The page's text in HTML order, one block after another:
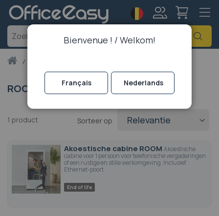
Taal
Zoek
Thuis
ROOM
1 product Sorteer op
Akoestische cabine ROOM Akoestische
cabine voor 1 persoon voor telefonische vergaderingen
of een rustige en stille werkomgeving. Inclusief
Ethernet-poort.
End of life
Bienvenue ! / Welkom!
Français Nederlands